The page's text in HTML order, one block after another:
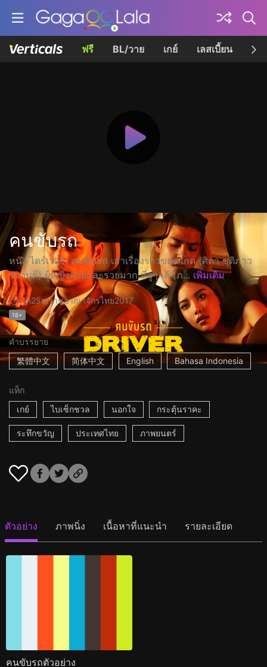
ฟรี BL/วาย เกย์ เลสเบี้ยน เค
คนขับรถ
หนัง ไดร์เวอร์: คนขับรถ เล่าเรื่องราวของ เกด (ศิตา ชุติภาว
รกานต์) ผู้หญิงสวยและรวยมาก ที่จู่ๆ เต้ (ภ... เพิ่มเติม
1h25mราชอาณาจักรไทย2017
18+
คำบรรยาย
繁體中文
简体中文 English Bahasa Indonesia
แท็ก
เกย์
ไบเซ็กชวล นอกใจ กระตุ้นราคะ
ระทึกขวัญ ประเทศไทย ภาพยนตร์
ตัวอย่าง ภาพนิ่ง เนื้อหาที่แนะนำ รายละเอียด
คนขับรถตัวอย่าง